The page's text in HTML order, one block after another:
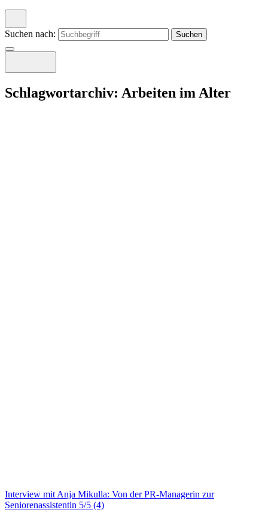
Suchen nach:
Schlagwortarchiv: Arbeiten im Alter
Interview mit Anja Mikulla: Von der PR-Managerin zur
Seniorenassistentin 5/5 (4)